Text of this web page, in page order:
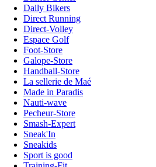
Daily Bikers
Direct Running
Direct-Volley
Espace Golf
Foot-Store
Galope-Store
Handball-Store
La sellerie de Maé
Made in Paradis
Nauti-wave
Pecheur-Store
Smash-Expert
Sneak'In
Sneakids
Sport is good